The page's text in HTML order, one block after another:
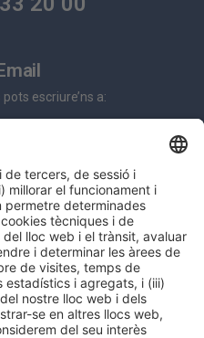
escriure’ns a:
de Fira de Barcelona
para acceder a cualquiera de